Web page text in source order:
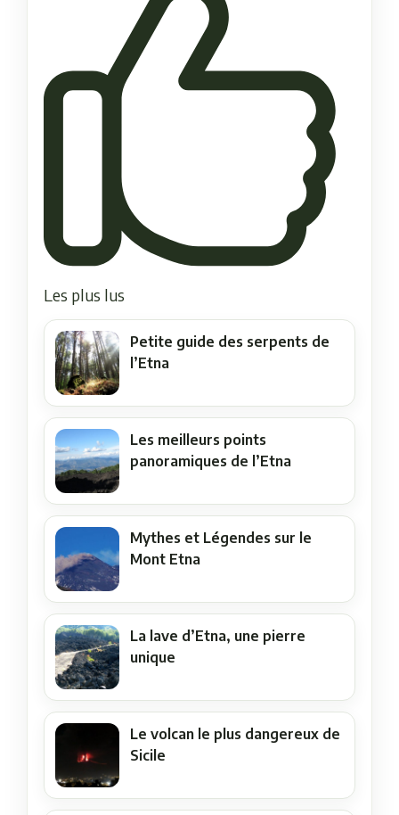
Les plus lus
Petite guide des serpents de
l’Etna
Les meilleurs points
panoramiques de l’Etna
Mythes et Légendes sur le
Mont Etna
La lave d’Etna, une pierre
unique
Le volcan le plus dangereux de
Sicile